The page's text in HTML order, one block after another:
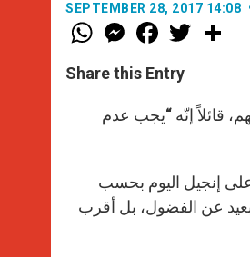
SEPTEMBER 28, 2017 14:08
W
h
t
s
p
p
M
e
s
e
g
e
F
a
e
b
o
k
w
r
Share this Entry
قائلاً إنّه “يجب عدم
إنجيل اليوم بحسب
عن الفضول، بل أقرب